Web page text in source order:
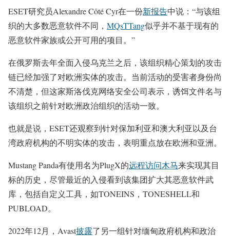
ESET研究员Alexandre Côté Cyr在一份新报告中说：“与该组
织的大多数恶意软件不同， MQsTTang似乎并不基于现有的
恶意软件家族或公开可用的项目。”
在俄罗斯去年全面入侵乌克兰之后，该组织精心策划的攻击
链已经加强了对欧洲实体的攻击。当前活动的受害者身份尚
不清楚，但这家斯洛伐克网络安全公司表示，诱饵文件名与
该组织之前针对欧洲政治组织的活动一致。
也就是说，ESET还观察到针对保加利亚和澳大利亚以及台
湾政府机构的不明实体的攻击，表明重点放在欧洲和亚洲。
Mustang Panda有使用名为PlugX的远程访问木马来实现其目
标的历史，尽管最近的入侵看到该集团扩大其恶意软件武
库，包括自定义工具，如TONEINS，TONESHELL和
PUBLOAD。
2022年12月，Avast披露了另一组针对缅甸政府机构和政治